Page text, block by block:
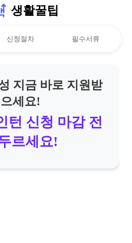
생활꿀팁
신청절차 필수서류
지금 바로 지원받
으세요!
턴 신청 마감 전
르세요!